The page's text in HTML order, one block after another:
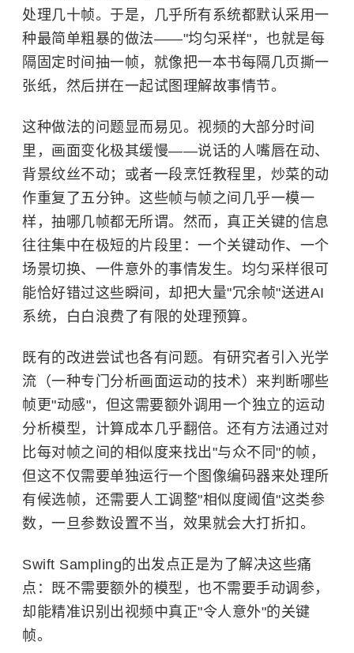
处理几十帧。于是，几乎所有系统都默认采用一
种最简单粗暴的做法——"均匀采样"，也就是每
隔固定时间抽一帧，就像把一本书每隔几页撕一
张纸，然后拼在一起试图理解故事情节。
这种做法的问题显而易见。视频的大部分时间
里，画面变化极其缓慢——说话的人嘴唇在动、
背景纹丝不动；或者一段烹饪教程里，炒菜的动
作重复了五分钟。这些帧与帧之间几乎一模一
样，抽哪几帧都无所谓。然而，真正关键的信息
往往集中在极短的片段里：一个关键动作、一个
场景切换、一件意外的事情发生。均匀采样很可
能恰好错过这些瞬间，却把大量"冗余帧"送进AI
系统，白白浪费了有限的处理预算。
既有的改进尝试也各有问题。有研究者引入光学
流（一种专门分析画面运动的技术）来判断哪些
帧更"动感"，但这需要额外调用一个独立的运动
分析模型，计算成本几乎翻倍。还有方法通过对
比每对帧之间的相似度来找出"与众不同"的帧，
但这不仅需要单独运行一个图像编码器来处理所
有候选帧，还需要人工调整"相似度阈值"这类参
数，一旦参数设置不当，效果就会大打折扣。
Swift Sampling的出发点正是为了解决这些痛
点：既不需要额外的模型，也不需要手动调参，
却能精准识别出视频中真正"令人意外"的关键
帧。